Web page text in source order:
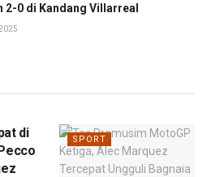
2-0 di Kandang Villarreal
SPORT
di